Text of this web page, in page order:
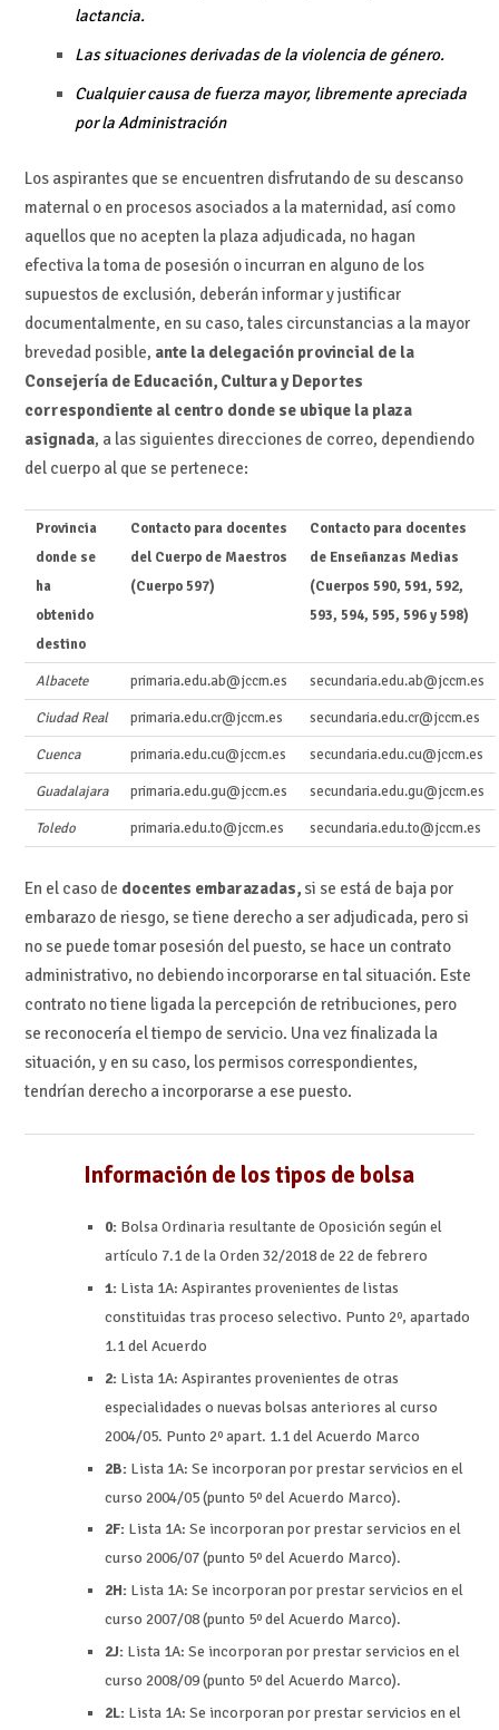
lactancia.
Las situaciones derivadas de la violencia de género.
Cualquier causa de fuerza mayor, libremente apreciada
por la Administración
Los aspirantes que se encuentren disfrutando de su descanso
maternal o en procesos asociados a la maternidad, así como
aquellos que no acepten la plaza adjudicada, no hagan
efectiva la toma de posesión o incurran en alguno de los
supuestos de exclusión, deberán informar y justificar
documentalmente, en su caso, tales circunstancias a la mayor
brevedad posible, ante la delegación provincial de la
Consejería de Educación, Cultura y Deportes
correspondiente al centro donde se ubique la plaza
asignada, a las siguientes direcciones de correo, dependiendo
del cuerpo al que se pertenece:
Provincia
donde se
ha
obtenido
destino
Contacto para docentes
del Cuerpo de Maestros
(Cuerpo 597)
Contacto para docentes
de Enseñanzas Medias
(Cuerpos 590, 591, 592,
593, 594, 595, 596 y 598)
Albacete primaria.edu.ab@jccm.es secundaria.edu.ab@jccm.es
Ciudad Real primaria.edu.cr@jccm.es secundaria.edu.cr@jccm.es
Cuenca primaria.edu.cu@jccm.es secundaria.edu.cu@jccm.es
Guadalajara primaria.edu.gu@jccm.es secundaria.edu.gu@jccm.es
Toledo primaria.edu.to@jccm.es secundaria.edu.to@jccm.es
En el caso de docentes embarazadas, si se está de baja por
embarazo de riesgo, se tiene derecho a ser adjudicada, pero si
no se puede tomar posesión del puesto, se hace un contrato
administrativo, no debiendo incorporarse en tal situación. Este
contrato no tiene ligada la percepción de retribuciones, pero
se reconocería el tiempo de servicio. Una vez finalizada la
situación, y en su caso, los permisos correspondientes,
tendrían derecho a incorporarse a ese puesto.
Información de los tipos de bolsa
0: Bolsa Ordinaria resultante de Oposición según el
artículo 7.1 de la Orden 32/2018 de 22 de febrero
1: Lista 1A: Aspirantes provenientes de listas
constituidas tras proceso selectivo. Punto 2º, apartado
1.1 del Acuerdo
2: Lista 1A: Aspirantes provenientes de otras
especialidades o nuevas bolsas anteriores al curso
2004/05. Punto 2º apart. 1.1 del Acuerdo Marco
2B: Lista 1A: Se incorporan por prestar servicios en el
curso 2004/05 (punto 5º del Acuerdo Marco).
2F: Lista 1A: Se incorporan por prestar servicios en el
curso 2006/07 (punto 5º del Acuerdo Marco).
2H: Lista 1A: Se incorporan por prestar servicios en el
curso 2007/08 (punto 5º del Acuerdo Marco).
2J: Lista 1A: Se incorporan por prestar servicios en el
curso 2008/09 (punto 5º del Acuerdo Marco).
2L: Lista 1A: Se incorporan por prestar servicios en el